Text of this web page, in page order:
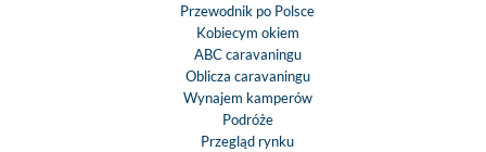
Przewodnik po Polsce
Kobiecym okiem
ABC caravaningu
Oblicza caravaningu
Wynajem kamperów
Podróże
Przegląd rynku